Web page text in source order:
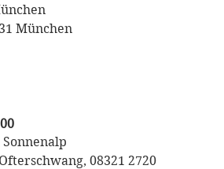
08321 2720
München